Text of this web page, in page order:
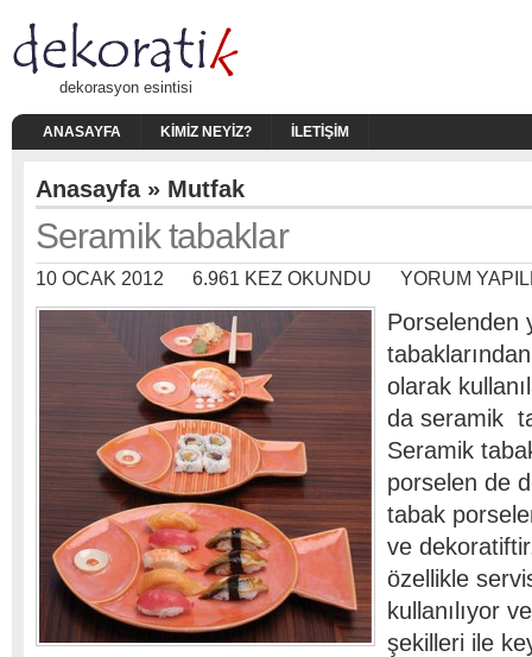
dekorasyon esintisi
ANASAYFA KIMIZ NEYIZ? İLETIŞIM
Anasayfa» Mutfak
Seramik tabaklar
10 OCAK 2012 6.961 KEZ OKUNDU YORUM
Porselenden
olarak
da seramik
Seramik
porselen de
tabak
ve
özellikle
kullanılıyor
şekilleri ile